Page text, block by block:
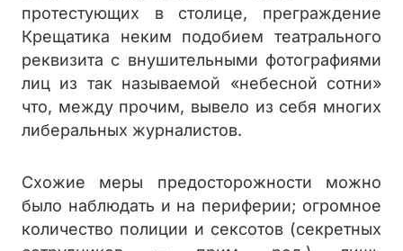
протестующих в столице, преграждение
Крещатика неким подобием театрального
реквизита с внушительными фотографиями
лиц из так называемой «небесной сотни»
что, между прочим, вывело из себя многих
либеральных журналистов.
Схожие меры предосторожности можно
было наблюдать и на периферии; огромное
количество полиции и сексотов (секретных